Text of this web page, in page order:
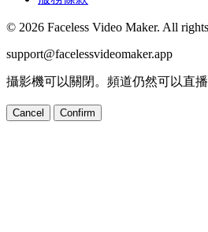
© 2026 Faceless Video Maker. All
support@facelessvideomaker.app
攝影機可以關閉。頻道仍然可以直播
Cancel Confirm